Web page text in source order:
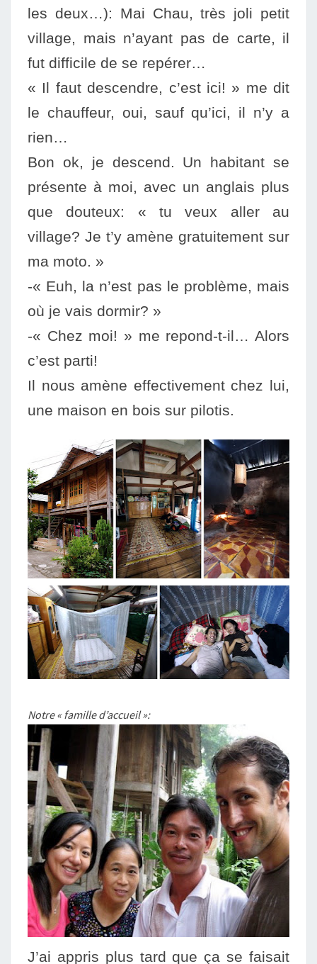
les deux…): Mai Chau, très joli petit
village, mais n’ayant pas de carte, il
fut difficile de se repérer…
« Il faut descendre, c’est ici! » me dit
le chauffeur, oui, sauf qu’ici,
il n’y a
rien…
Bon ok, je descend. Un habitant se
présente à moi, avec un anglais plus
que douteux: « tu veux aller au
village? Je t’y amène gratuitement sur
ma moto. »
-« Euh, la n’est pas le problème, mais
où je vais dormir? »
-« Chez moi! » me repond-t-il… Alors
c’est parti!
Il nous amène effectivement chez lui,
une maison en bois sur pilotis.
Notre « famille d’accueil »:
J’ai appris plus tard que ça se faisait